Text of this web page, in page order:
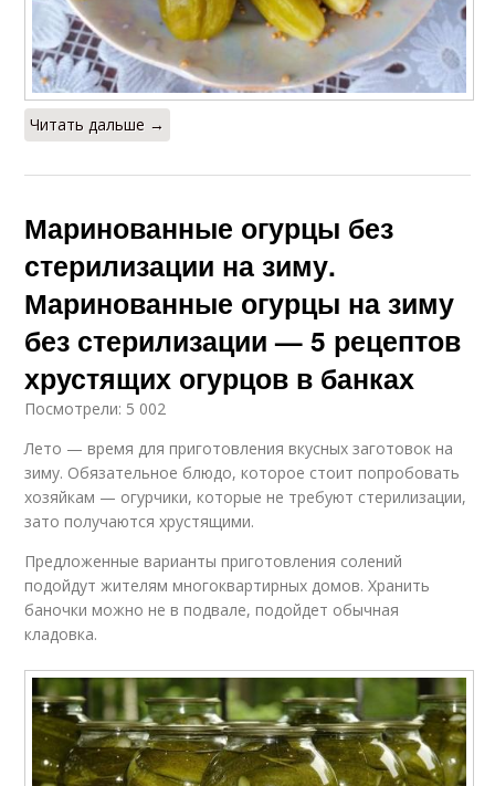
Читать дальше →
Маринованные огурцы без
стерилизации на зиму.
Маринованные огурцы на зиму
без стерилизации — 5 рецептов
хрустящих огурцов в банках
Посмотрели: 5 002
Лето — время для приготовления вкусных заготовок на
зиму. Обязательное блюдо, которое стоит попробовать
хозяйкам — огурчики, которые не требуют стерилизации,
зато получаются хрустящими.
Предложенные варианты приготовления солений
подойдут жителям многоквартирных домов. Хранить
баночки можно не в подвале, подойдет обычная
кладовка.